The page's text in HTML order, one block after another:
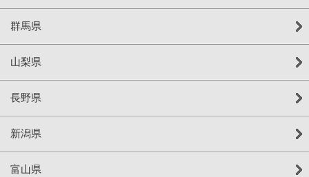
群馬県
山梨県
長野県
新潟県
富山県